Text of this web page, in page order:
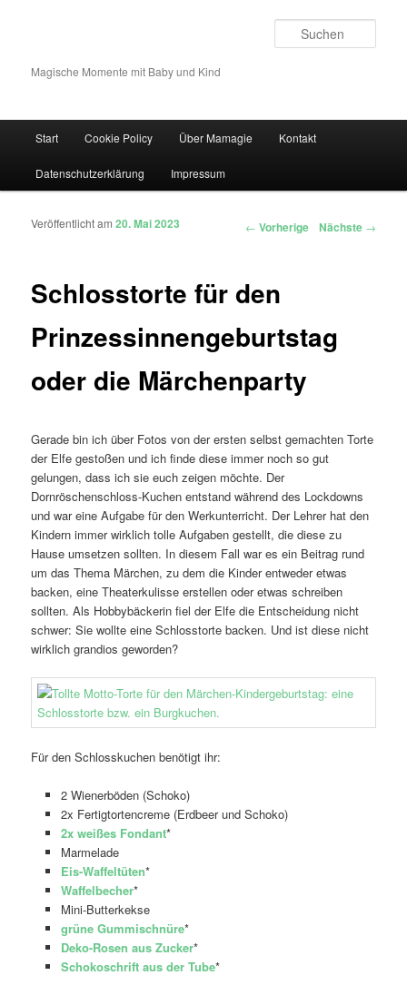
Magische Momente mit Baby und Kind
Zum Inhalt wechseln
Zum sekundären Inhalt wechseln
Start Cookie Policy Über Mamagie Kontakt
Datenschutzerklärung Impressum
Artikelnavigation ← Vorherige Nächste →
Schlosstorte für den
Prinzessinnengeburtstag
oder die Märchenparty
Veröffentlicht am20. Mai 2023
Gerade bin ich über Fotos von der ersten selbst gemachten Torte
der Elfe gestoßen und ich finde diese immer noch so gut
gelungen, dass ich sie euch zeigen möchte. Der
Dornröschenschloss-Kuchen entstand während des Lockdowns
und war eine Aufgabe für den Werkunterricht. Der Lehrer hat den
Kindern immer wirklich tolle Aufgaben gestellt, die diese zu
Hause umsetzen sollten. In diesem Fall war es ein Beitrag rund
um das Thema Märchen, zu dem die Kinder entweder etwas
backen, eine Theaterkulisse erstellen oder etwas schreiben
sollten. Als Hobbybäckerin fiel der Elfe die Entscheidung nicht
schwer: Sie wollte eine Schlosstorte backen. Und ist diese nicht
wirklich grandios geworden?
Für den Schlosskuchen benötigt ihr:
2 Wienerböden (Schoko)
2x Fertigtortencreme (Erdbeer und Schoko)
2x weißes Fondant*
Marmelade
Eis-Waffeltüten*
Waffelbecher*
Mini-Butterkekse
grüne Gummischnüre*
Deko-Rosen aus Zucker*
Schokoschrift aus der Tube*